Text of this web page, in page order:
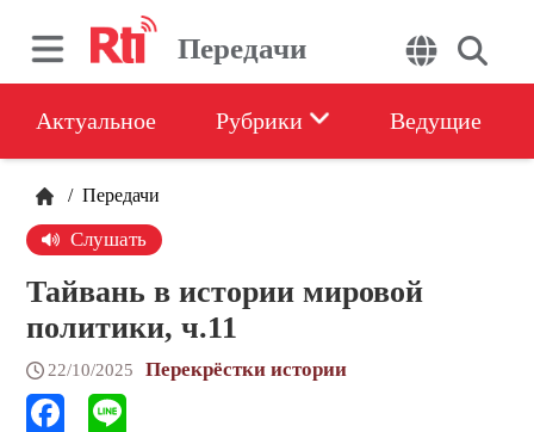
Передачи
Актуальное Рубрики Ведущие
/ Передачи
Слушать
Тайвань в истории мировой
политики, ч.11
22/10/2025 Перекрёстки истории